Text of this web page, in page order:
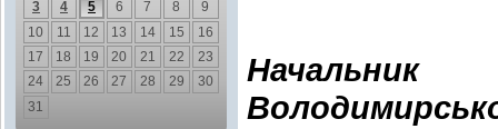
3
4 5 6 7 8
9
10
11 12 13 14 15
16
17
18 19 20 21 22
23
24
25 26 27 28 29
30
31
Начальник